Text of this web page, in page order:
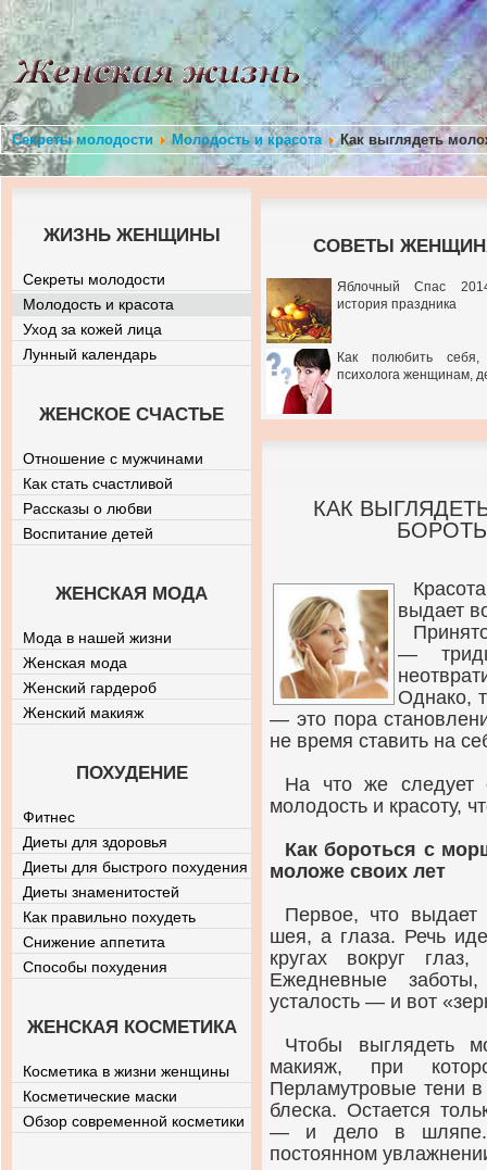
Секреты молодости Молодость и красота Как выглядеть
СОВЕТЫ
Яблочный Спас
история праздника
Как полюбить себя,
психолога женщинам,
КАК
выдает
—
Однако,
— это пора
не время ставить на
На что же следует
молодость и красоту,
Как бороться с
моложе своих лет
Первое, что
шея, а глаза. Речь
кругах вокруг
Ежедневные
усталость — и вот
Чтобы выглядеть
макияж, при
Перламутровые тени
блеска. Остается
— и дело в шляпе.
постоянном
ЖИЗНЬ ЖЕНЩИНЫ
Секреты молодости
Молодость и красота
Уход за кожей лица
Лунный календарь
ЖЕНСКОЕ СЧАСТЬЕ
Отношение с мужчинами
Как стать счастливой
Рассказы о любви
Воспитание детей
ЖЕНСКАЯ МОДА
Мода в нашей жизни
Женская мода
Женский гардероб
Женский макияж
ПОХУДЕНИЕ
Фитнес
Диеты для здоровья
Диеты для быстрого похудения
Диеты знаменитостей
Как правильно похудеть
Снижение аппетита
Способы похудения
ЖЕНСКАЯ КОСМЕТИКА
Косметика в жизни женщины
Косметические маски
Обзор современной косметики